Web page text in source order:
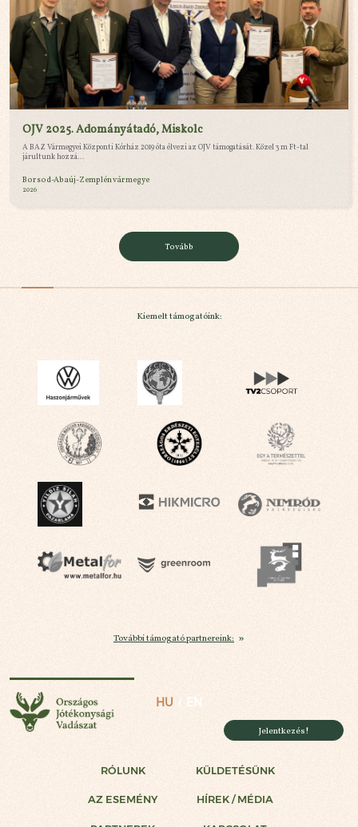
OJV 2025. Adományátadó, Miskolc
A BAZ Vármegyei Központi Kórház 2019 óta élvezi az OJV támogatását. Közel 3 m Ft-tal
járultunk hozzá...
Borsod-Abaúj-Zemplén vármegye
2026
Tovább
Kiemelt támogatóink:
További támogató partnereink:
Országos Jótékonysági Vadászat
HU EN
Jelentkezés!
RÓLUNK KÜLDETÉSÜNK
AZ ESEMÉNY HÍREK / MÉDIA